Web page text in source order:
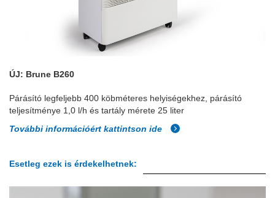
ÚJ: Brune B260
Párásító legfeljebb 400 köbméteres helyiségekhez, párásító
teljesítménye 1,0 l/h és tartály mérete 25 liter
További információért kattintson ide
Esetleg ezek is érdekelhetnek: